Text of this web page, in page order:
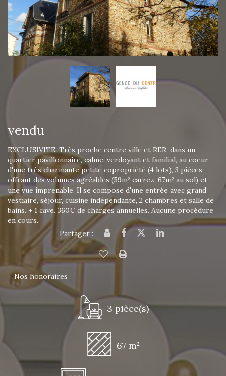
vendu
EXCLUSIVITE. Très proche centre ville et RER, dans un
quartier pavillonnaire, calme, verdoyant et familial, au coeur
d'une très charmante petite copropriété (4 lots), 3 pièces
offrant des volumes agréables (59m² carrez, 67m² au sol) et
une vue imprenable. Il se compose d'une entrée avec grand
vestiaire, séjour, cuisine indépendante, 2 chambres et salle de
bains. + 1 cave. 360€ de charges annuelles. Aucune procédure
en cours.
Partager :
Nos honoraires
3 pièce(s)
67 m²